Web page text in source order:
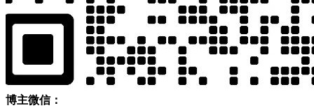
博主微信：